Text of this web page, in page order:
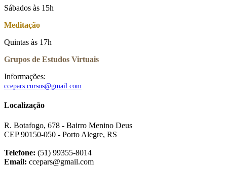
Sábados às 15h
Meditação
Quintas às 17h
Grupos de Estudos Virtuais
Informações:
ccepars.cursos@gmail.com
Localização
R. Botafogo, 678 - Bairro Menino Deus
CEP 90150-050 - Porto Alegre, RS
Telefone: (51) 99355-8014
Email: ccepars@gmail.com